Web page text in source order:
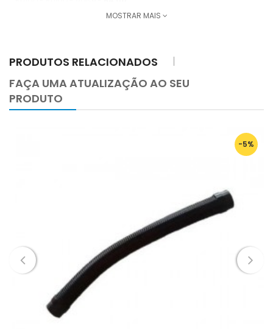
Válvula de Segurança - Valvula de Seguridad - Safety Valve
Filtro Auto Limpeza - Self Cleaning Filter -
Sim
Wi-Fi Module (opc.) -
Ecrã - Led/Lcd -Não
MOSTRAR MAIS
PRODUTOS RELACIONADOS
FAÇA UMA ATUALIZAÇÃO AO SEU
PRODUTO
-5%